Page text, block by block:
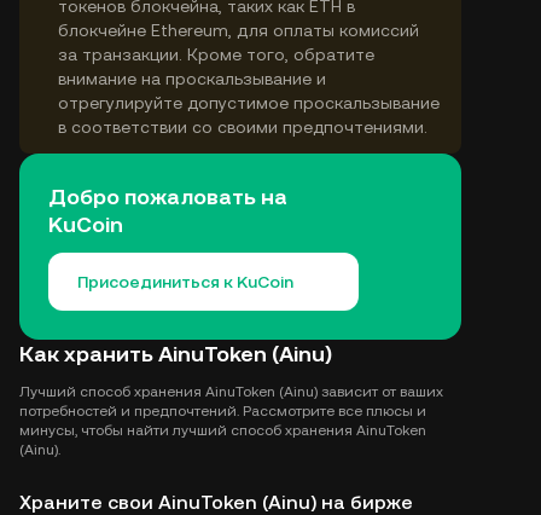
токенов блокчейна, таких как ETH в
блокчейне Ethereum, для оплаты комиссий
за транзакции. Кроме того, обратите
внимание на проскальзывание и
отрегулируйте допустимое проскальзывание
в соответствии со своими предпочтениями.
Добро пожаловать на
KuCoin
Присоединиться к KuCoin
Как хранить AinuToken (Ainu)
Лучший способ хранения AinuToken (Ainu) зависит от ваших
потребностей и предпочтений. Рассмотрите все плюсы и
минусы, чтобы найти лучший способ хранения AinuToken
(Ainu).
Храните свои AinuToken (Ainu) на бирже